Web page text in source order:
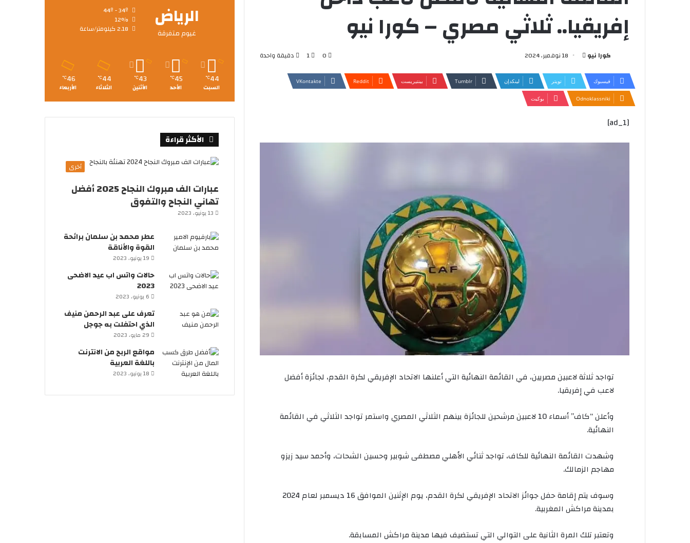
إفريقيا.. ثلاثي مصري – كورا نيو
كورا نيو
أرسل
إلكترونيا
18 نوفمبر، 2024 0
1 دقيقة واحدة
فيسبوك تويتر لينكدإن بينتيريست
Odnoklassniki بوكيت
[ad_1]
تواجدثلاثةلاعبينمصريين، في القائمة النهائية التيأعلنها الاتحاد الإفريقي لكرة القدم، لجائزةأفضل
لاعب فيإفريقيا.
وأعلن“كاف”أسماء لاعبينمرشحين للجائزةبينهم الثلاثي المصري واستمرتواجد الثلاثي في القائمة
النهائية.
وشهدت القائمة النهائية للكاف،تواجدثنائي الأهليمصطفىشوبير وحسين الشحات، وأحمدسيدزيزو
مهاجم الزمالك.
وسوفيتمإقامةحفلجوائز الاتحاد الإفريقي لكرة القدم، يوم الإثنين الموافق ديسمبر لعام
بمدينةمراكش المغربية.
وتعتبرتلك المرة الثانيةعلى التوالي التيتستضيف فيها مدينةمراكش المسابقة.
الرياض
غيوم متفرقة
12%
2.18 كيلومتر/ساعة
44
℃
السبت
45
℃
الأحد
43
℃
الأثنين
44
℃
الثلاثاء
46
℃
الأربعاء
الأكثر قراءة
أخرى
عبارات الف مبروك النجاح 2025 أفضل
تهاني النجاح والتفوق
13 يونيو، 2023
عطر محمد بن سلمان برائحة
القوة والأناقة
19 يونيو، 2023
حالات واتس اب عيد الاضحى
2023
6 يونيو، 2023
تعرف على عبد الرحمن منيف
الذي احتفلت به جوجل
29 مايو، 2023
مواقع الربح من الانترنت
باللغة العربية
18 يونيو، 2023